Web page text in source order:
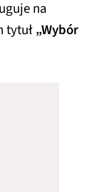
na
tytuł„Wybór